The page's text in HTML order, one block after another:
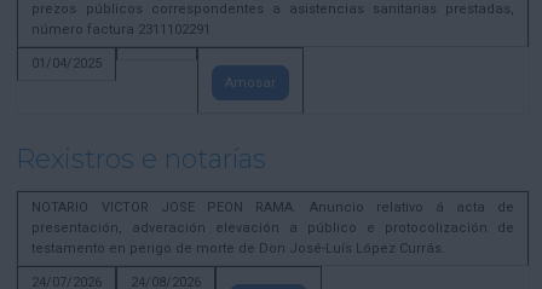
prezos públicos correspondentes a asistencias sanitarias prestadas,
número factura 2311102291
01/04/2025
Amosar
Rexistros e notarías
NOTARIO VICTOR JOSE PEON RAMA. Anuncio relativo á acta de
presentación, adveración elevación a público e protocolización de
testamento en perigo de morte de Don José-Luís López Currás.
24/07/2026
24/08/2026